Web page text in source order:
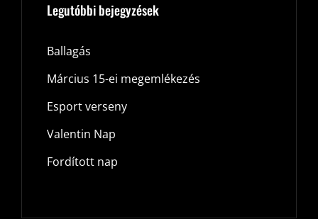
Legutóbbi bejegyzések
Ballagás
Március 15-ei megemlékezés
Esport verseny
Valentin Nap
Fordított nap